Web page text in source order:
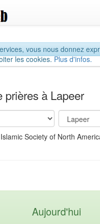
vous nous donnez
les cookies.Plus d'infos.
prières à Lapeer
Society of North
Aujourd'hui